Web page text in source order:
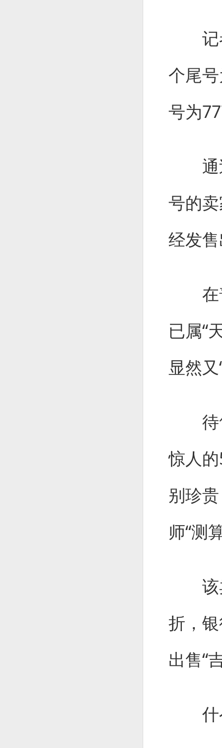
记者
个尾
号为
通过
号的
经发
在普
已属“
显然
待售
惊人
别珍
师“测
该卖
折，
出售“
什